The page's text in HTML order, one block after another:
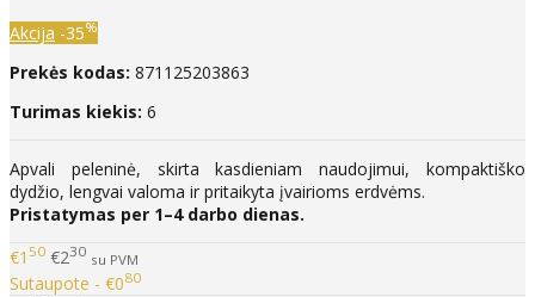
Akcija -35%
Prekės kodas: 871125203863
Turimas kiekis: 6
Apvali peleninė, skirta kasdieniam naudojimui, kompaktiško
dydžio, lengvai valoma ir pritaikyta įvairioms erdvėms.
Pristatymas per 1–4 darbo dienas.
€1 50 €230 su PVM
Sutaupote - €080